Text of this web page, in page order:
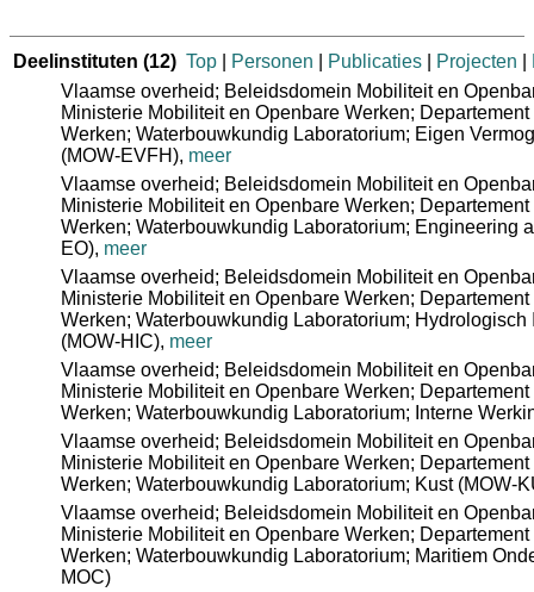
Deelinstituten (12) Top Personen Publicaties Projecten
Vlaamse overheid; Beleidsdomein Mobiliteit en
Ministerie Mobiliteit en Openbare Werken;
Werken; Waterbouwkundig Laboratorium; Eigen
(MOW-EVFH), meer
Vlaamse overheid; Beleidsdomein Mobiliteit en
Ministerie Mobiliteit en Openbare Werken;
Werken; Waterbouwkundig Laboratorium; Engineering
EO), meer
Vlaamse overheid; Beleidsdomein Mobiliteit en
Ministerie Mobiliteit en Openbare Werken;
Werken; Waterbouwkundig Laboratorium; Hydrologisch
(MOW-HIC), meer
Vlaamse overheid; Beleidsdomein Mobiliteit en
Ministerie Mobiliteit en Openbare Werken;
Werken; Waterbouwkundig Laboratorium; Interne
Vlaamse overheid; Beleidsdomein Mobiliteit en
Ministerie Mobiliteit en Openbare Werken;
Werken; Waterbouwkundig Laboratorium; Kust (MOW-
Vlaamse overheid; Beleidsdomein Mobiliteit en
Ministerie Mobiliteit en Openbare Werken;
Werken; Waterbouwkundig Laboratorium; Maritiem
MOC)